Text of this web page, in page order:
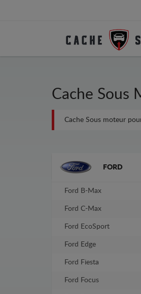
Cache Sous
Cache Sous moteur
Marques FORD
Ford B-Max
Ford C-Max
Ford EcoSport
Ford Edge
Ford Fiesta
Ford Focus